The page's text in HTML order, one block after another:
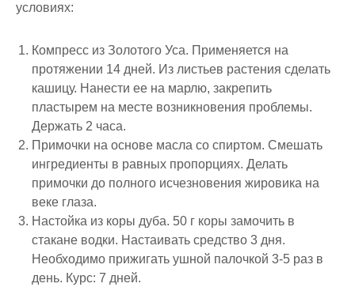
условиях:
Компресс из Золотого Уса. Применяется на
протяжении 14 дней. Из листьев растения сделать
кашицу. Нанести ее на марлю, закрепить
пластырем на месте возникновения проблемы.
Держать 2 часа.
Примочки на основе масла со спиртом. Смешать
ингредиенты в равных пропорциях. Делать
примочки до полного исчезновения жировика на
веке глаза.
Настойка из коры дуба. 50 г коры замочить в
стакане водки. Настаивать средство 3 дня.
Необходимо прижигать ушной палочкой 3-5 раз в
день. Курс: 7 дней.